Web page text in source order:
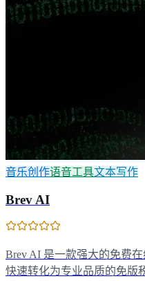
音乐创作语音工具文本写作
Brev AI
Brev AI 是一款强大的免费
快速转化为专业品质的免版